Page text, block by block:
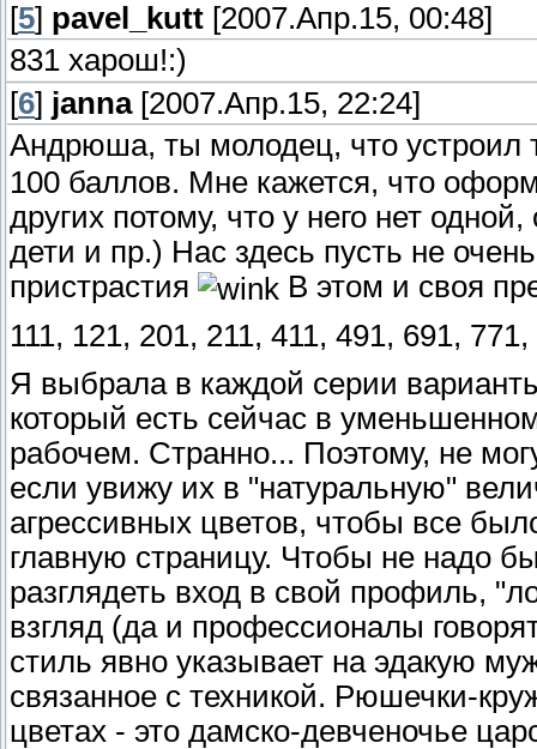
[5] pavel_kutt [2007.Апр.15, 00:48]
831 харош!:)
[6] janna[2007.Апр.15, 22:24]
Андрюша, ты молодец, что устроил
100 баллов. Мне кажется, что
других потому, что у него нет
дети и пр.) Нас здесь пусть не
пристрастия
В этом и своя
111, 121, 201, 211, 411, 491, 691,
Я выбрала в каждой серии
который есть сейчас в
рабочем. Странно... Поэтому, не
если увижу их в "натуральную"
агрессивных цветов, чтобы все
главную страницу. Чтобы не надо
разглядеть вход в свой профиль,
взгляд (да и профессионалы
стиль явно указывает на эдакую
связанное с техникой. Рюшечки-
цветах - это дамско-девченочье